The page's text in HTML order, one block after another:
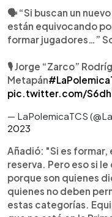
🗣️ “Si buscan un
están equivocando
formar jugadores…”
🎙 Jorge “Zarco”
Metapán
pic.twitter.com/
— LaPolemicaTCS
2023
Añadió: "Si es formar,
reserva. Pero eso si
porque son quienes
quienes no deben
estas categorías.